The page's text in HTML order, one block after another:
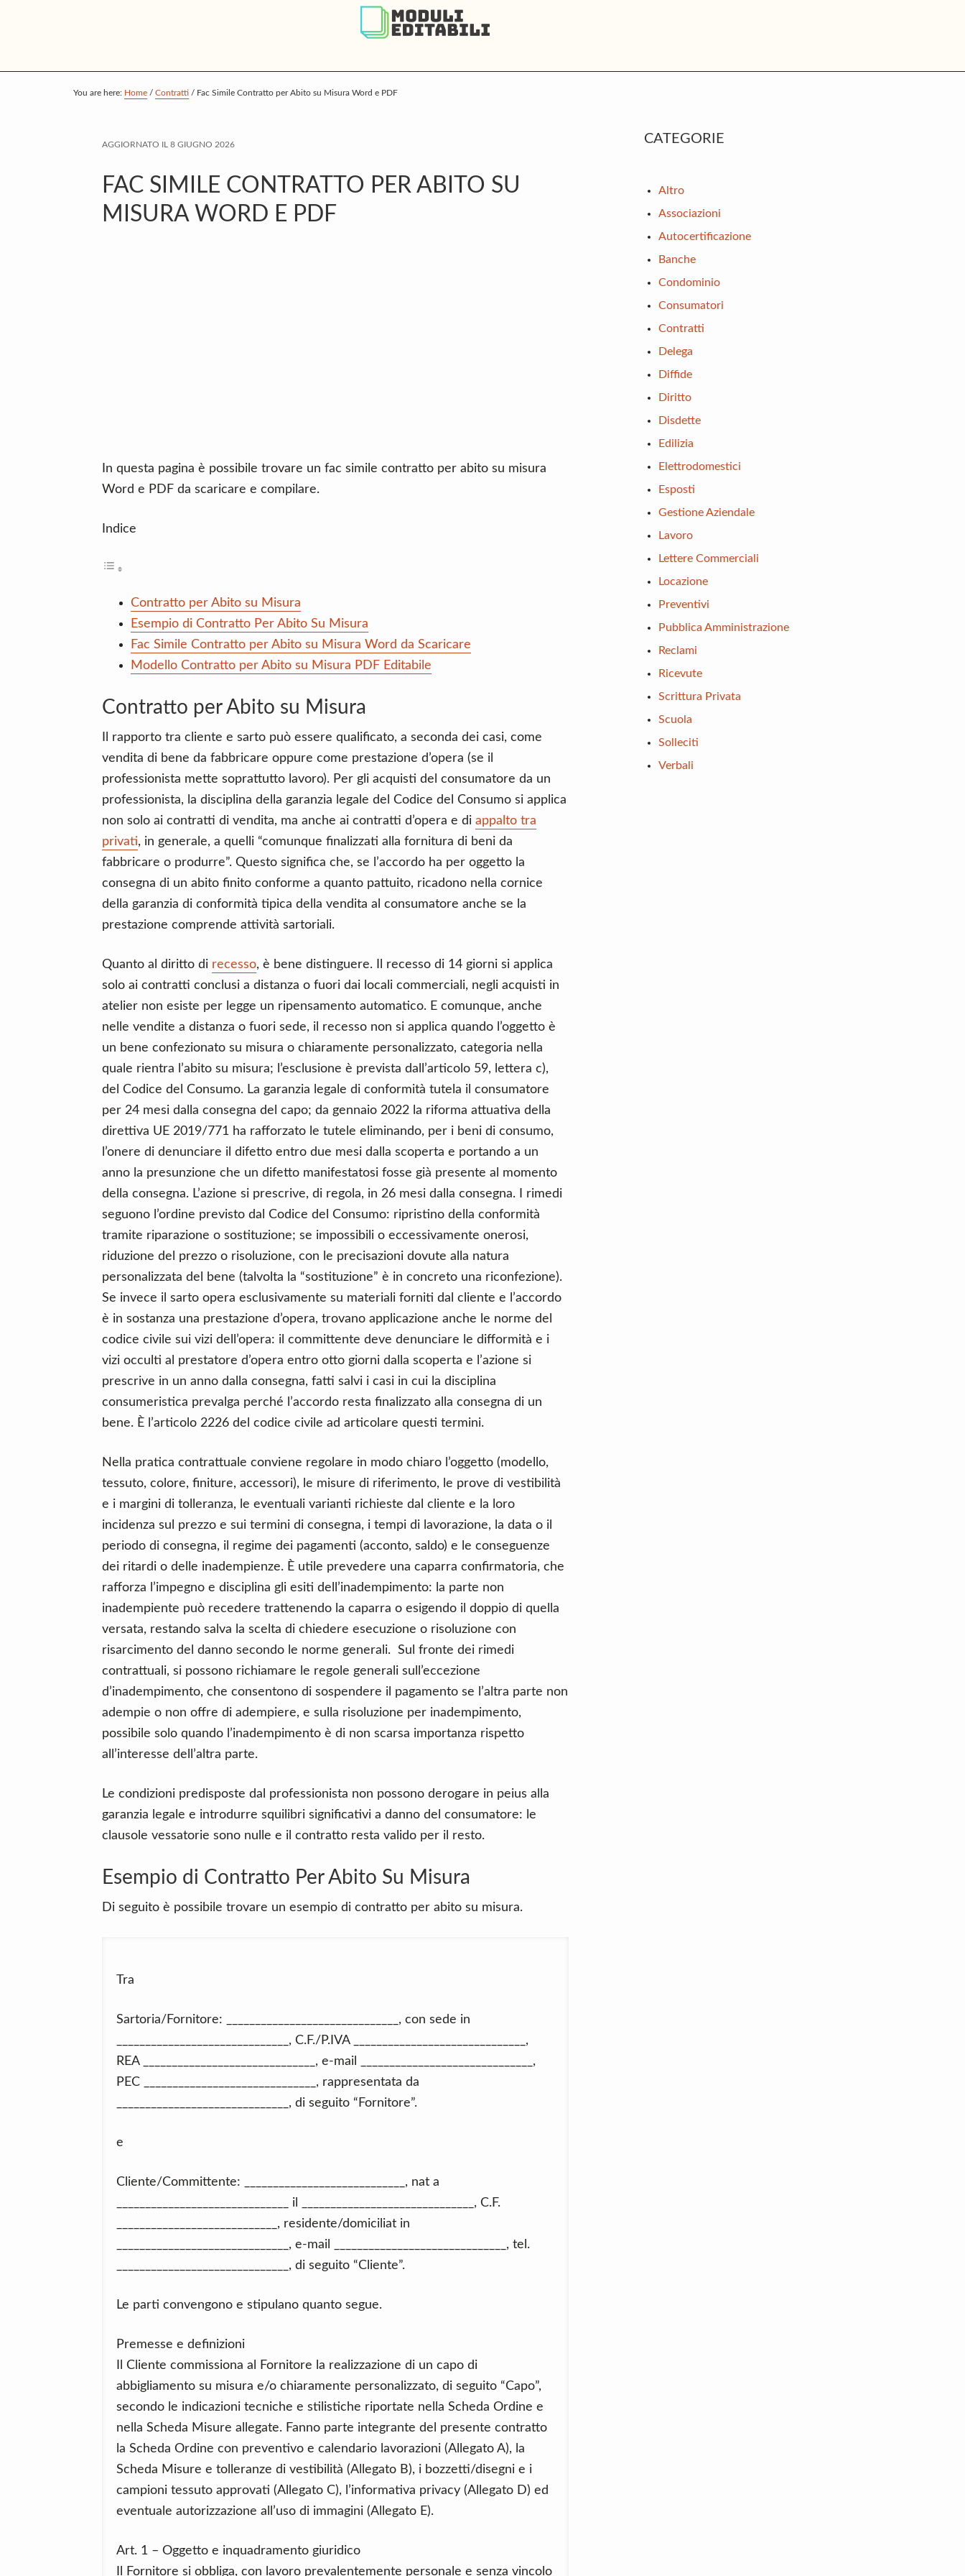
p
p
p
You are here: Home / Contratti / Fac Simile Contratto per Abito su Misura Word e PDF
AGGIORNATO IL 8 GIUGNO 2026
FAC SIMILE CONTRATTO PER ABITO SU
MISURA WORD E PDF
In questa pagina è possibile trovare un fac simile contratto per abito su misura
Word e PDF da scaricare e compilare.
Indice
Contratto per Abito su Misura
Esempio di Contratto Per Abito Su Misura
Fac Simile Contratto per Abito su Misura Word da Scaricare
Modello Contratto per Abito su Misura PDF Editabile
Contratto per Abito su Misura
Il rapporto tra cliente e sarto può essere qualificato, a seconda dei casi, come
vendita di bene da fabbricare oppure come prestazione d’opera (se il
professionista mette soprattutto lavoro). Per gli acquisti del consumatore da un
professionista, la disciplina della garanzia legale del Codice del Consumo si applica
non solo ai contratti di vendita, ma anche ai contratti d’opera e di appalto tra
privati, in generale, a quelli “comunque finalizzati alla fornitura di beni da
fabbricare o produrre”. Questo significa che, se l’accordo ha per oggetto la
consegna di un abito finito conforme a quanto pattuito, ricadono nella cornice
della garanzia di conformità tipica della vendita al consumatore anche se la
prestazione comprende attività sartoriali.
Quanto al diritto di recesso, è bene distinguere. Il recesso di 14 giorni si applica
solo ai contratti conclusi a distanza o fuori dai locali commerciali, negli acquisti in
atelier non esiste per legge un ripensamento automatico. E comunque, anche
nelle vendite a distanza o fuori sede, il recesso non si applica quando l’oggetto è
un bene confezionato su misura o chiaramente personalizzato, categoria nella
quale rientra l’abito su misura; l’esclusione è prevista dall’articolo 59, lettera c),
del Codice del Consumo. La garanzia legale di conformità tutela il consumatore
per 24 mesi dalla consegna del capo; da gennaio 2022 la riforma attuativa della
direttiva UE 2019/771 ha rafforzato le tutele eliminando, per i beni di consumo,
l’onere di denunciare il difetto entro due mesi dalla scoperta e portando a un
anno la presunzione che un difetto manifestatosi fosse già presente al momento
della consegna. L’azione si prescrive, di regola, in 26 mesi dalla consegna. I rimedi
seguono l’ordine previsto dal Codice del Consumo: ripristino della conformità
tramite riparazione o sostituzione; se impossibili o eccessivamente onerosi,
riduzione del prezzo o risoluzione, con le precisazioni dovute alla natura
personalizzata del bene (talvolta la “sostituzione” è in concreto una riconfezione).
Se invece il sarto opera esclusivamente su materiali forniti dal cliente e l’accordo
è in sostanza una prestazione d’opera, trovano applicazione anche le norme del
codice civile sui vizi dell’opera: il committente deve denunciare le difformità e i
vizi occulti al prestatore d’opera entro otto giorni dalla scoperta e l’azione si
prescrive in un anno dalla consegna, fatti salvi i casi in cui la disciplina
consumeristica prevalga perché l’accordo resta finalizzato alla consegna di un
bene. È l’articolo 2226 del codice civile ad articolare questi termini.
Nella pratica contrattuale conviene regolare in modo chiaro l’oggetto (modello,
tessuto, colore, finiture, accessori), le misure di riferimento, le prove di vestibilità
e i margini di tolleranza, le eventuali varianti richieste dal cliente e la loro
incidenza sul prezzo e sui termini di consegna, i tempi di lavorazione, la data o il
periodo di consegna, il regime dei pagamenti (acconto, saldo) e le conseguenze
dei ritardi o delle inadempienze. È utile prevedere una caparra confirmatoria, che
rafforza l’impegno e disciplina gli esiti dell’inadempimento: la parte non
inadempiente può recedere trattenendo la caparra o esigendo il doppio di quella
versata, restando salva la scelta di chiedere esecuzione o risoluzione con
risarcimento del danno secondo le norme generali. Sul fronte dei rimedi
contrattuali, si possono richiamare le regole generali sull’eccezione
d’inadempimento, che consentono di sospendere il pagamento se l’altra parte non
adempie o non offre di adempiere, e sulla risoluzione per inadempimento,
possibile solo quando l’inadempimento è di non scarsa importanza rispetto
all’interesse dell’altra parte.
Le condizioni predisposte dal professionista non possono derogare in peius alla
garanzia legale e introdurre squilibri significativi a danno del consumatore: le
clausole vessatorie sono nulle e il contratto resta valido per il resto.
Esempio di Contratto Per Abito Su Misura
Di seguito è possibile trovare un esempio di contratto per abito su misura.
Tra
Sartoria/Fornitore: ______________________________, con sede in
______________________________, C.F./P.IVA ______________________________,
REA ______________________________, e-mail ______________________________,
PEC ______________________________, rappresentata da
______________________________, di seguito “Fornitore”.
e
Cliente/Committente: ____________________________, nat a
______________________________ il ______________________________, C.F.
____________________________, residente/domiciliat in
______________________________, e-mail ______________________________, tel.
______________________________, di seguito “Cliente”.
Le parti convengono e stipulano quanto segue.
Premesse e definizioni
Il Cliente commissiona al Fornitore la realizzazione di un capo di
abbigliamento su misura e/o chiaramente personalizzato, di seguito “Capo”,
secondo le indicazioni tecniche e stilistiche riportate nella Scheda Ordine e
nella Scheda Misure allegate. Fanno parte integrante del presente contratto
la Scheda Ordine con preventivo e calendario lavorazioni (Allegato A), la
Scheda Misure e tolleranze di vestibilità (Allegato B), i bozzetti/disegni e i
campioni tessuto approvati (Allegato C), l’informativa privacy (Allegato D) ed
eventuale autorizzazione all’uso di immagini (Allegato E).
Art. 1 – Oggetto e inquadramento giuridico
Il Fornitore si obbliga, con lavoro prevalentemente personale e senza vincolo
Primary
CATEGORIE
Altro
Associazioni
Autocertificazione
Banche
Condominio
Consumatori
Contratti
Delega
Diffide
Diritto
Disdette
Edilizia
Elettrodomestici
Esposti
Gestione Aziendale
Lavoro
Lettere Commerciali
Locazione
Preventivi
Pubblica Amministrazione
Reclami
Ricevute
Scrittura Privata
Scuola
Solleciti
Verbali